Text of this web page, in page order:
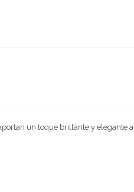
un toque brillante y elegante